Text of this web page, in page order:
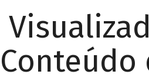
Conteúdo